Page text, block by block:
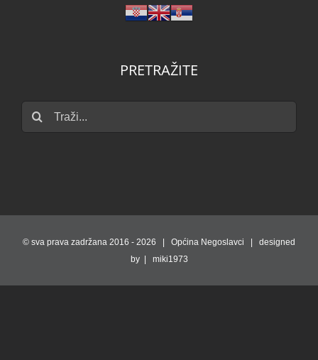
PRETRAŽITE
Traži...
© sva prava zadržana 2016 - 2026 | Općina Negoslavci | designed
by | miki1973